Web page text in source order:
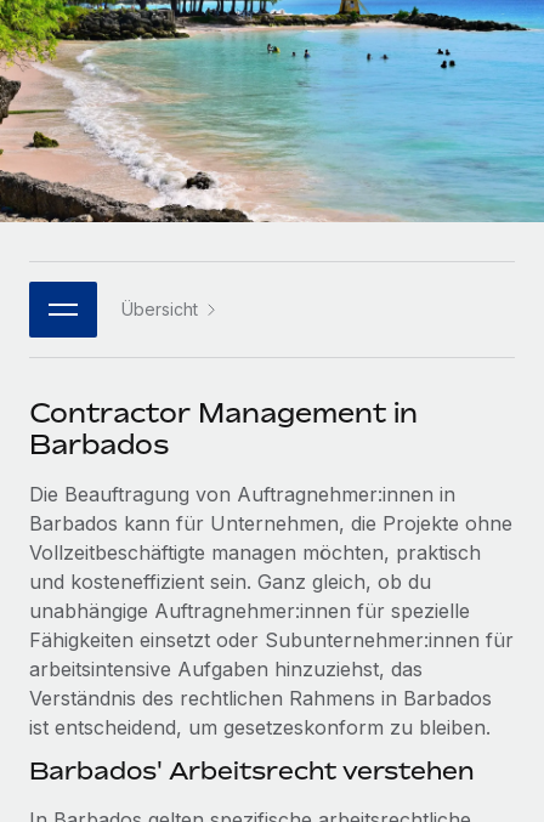
INFRASTRUKTUR
Remote Embedded
Nahtlose Integration der HR in bestehende Abläufe
Plattform
Integrierte HR-Kernfunktionen für dein Team
MCP
Integrationen
Tools
DIENSTLEISTUNGEN
Frag unsere Expert:innen
Hilfe von Expert:innen für globale HR & Compliance
Background-Checks
Einfacheres Bewerber:innen-Screening
Compliance Watchtower
Lückenlose Compliance
Geräteverwaltung
Globale Bereitstellung und Verfolgung von IT-
Unternehmen
Mittelstand
Maßgeschneiderte HR-Lösungen, um Teams zu
vergrößern
Enterprise
Globale HR für Konzerne und Großunternehmen
PARTNER WERDEN
Flexible Einbettung von Global-HR-Funktionen in deine
Partner werden
Remote Build
Demnächst verfügbar
Beratung zu Integrationen und KI-Automatisierung
FALLSTUDIEN
So hat der KI-Vorreiter Weaviate sein Team mit
Remote um 120 % vergrößert
Weaviate auf einen Blick Weaviate entwickelt KI-basierte
Open-Source-Infrastrukturen. Das...
LERNEN MIT REMOTE
Forschung und Leitfäden
Fallstudien
HR-Glossar
Bibliothek für Stellenbeschreibungen
Webinare
Events
Newsroom
Informationen zu Gehältern und Qualifikationen
Insights Center
Hol dir Unterstützung
Alle Ressourcen anzeigen
BLOG
Globale Payroll
Deutsch
Español
Italiano
Português (Portugal)
한국어 Übersicht
Contractor Management in
Barbados
Die Beauftragung von Auftragnehmer:innen in
Barbados kann für Unternehmen, die Projekte ohne
Vollzeitbeschäftigte managen möchten, praktisch
und kosteneffizient sein. Ganz gleich, ob du
unabhängige Auftragnehmer:innen für spezielle
Fähigkeiten einsetzt oder Subunternehmer:innen für
arbeitsintensive Aufgaben hinzuziehst, das
Verständnis des rechtlichen Rahmens in Barbados
ist entscheidend, um gesetzeskonform zu bleiben.
Barbados' Arbeitsrecht verstehen